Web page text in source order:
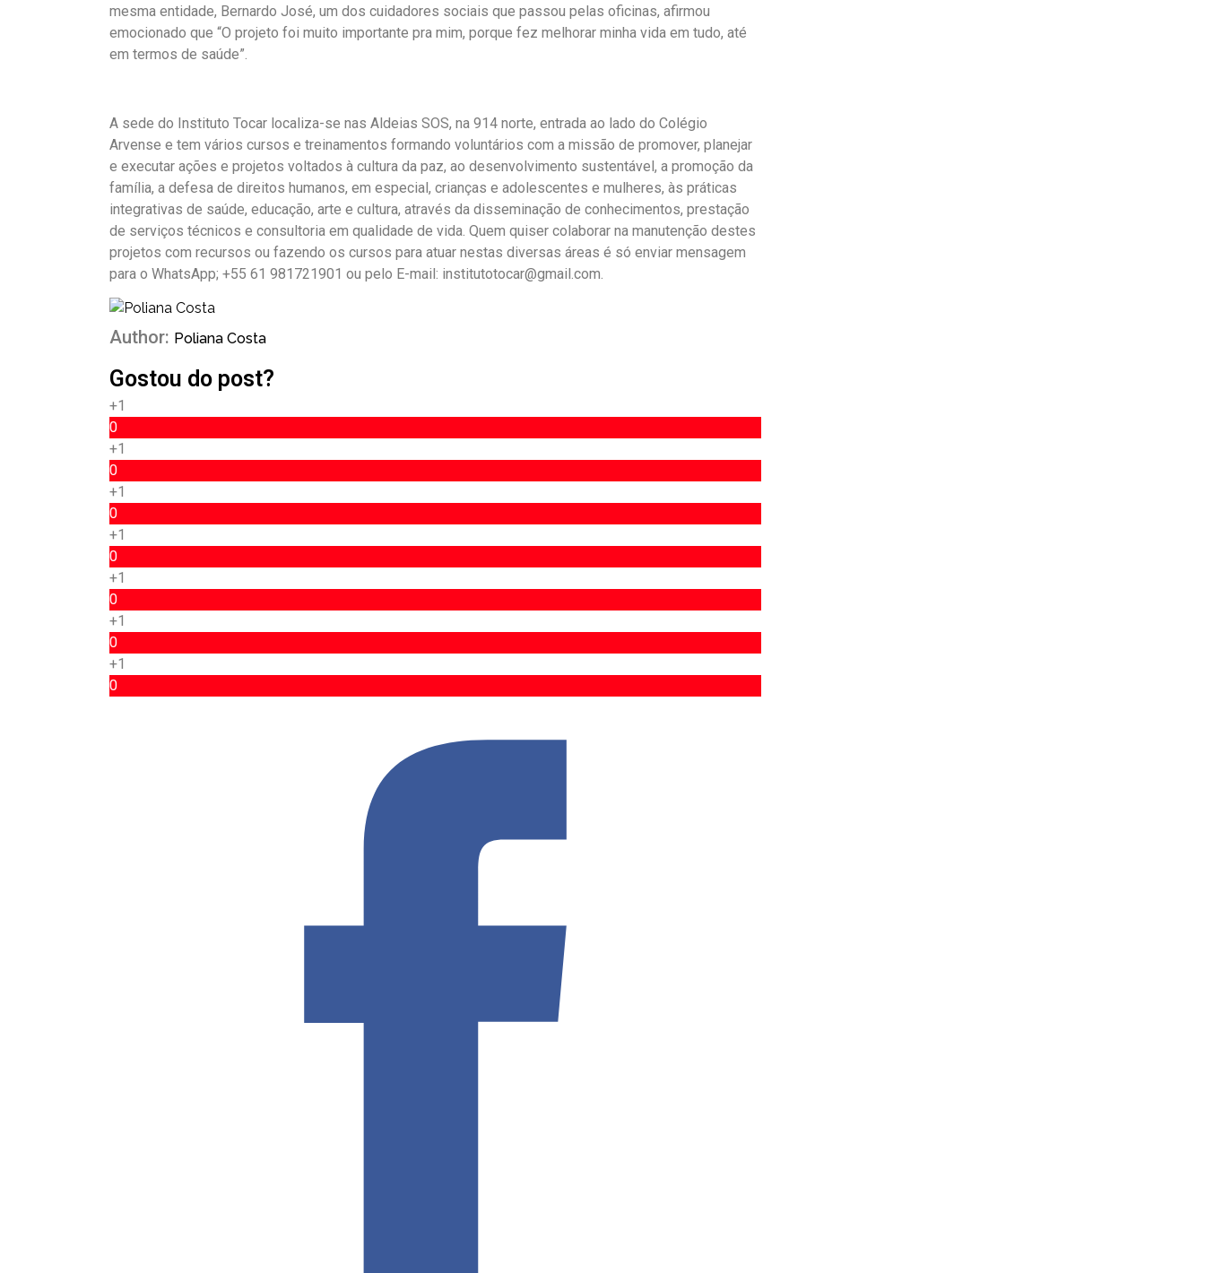
mesma entidade, Bernardo José, um dos cuidadores sociais que passou pelas oficinas, afirmou
emocionado que “O projeto foi muito importante pra mim, porque fez melhorar minha vida em tudo, até
em termos de saúde”.
A sede do Instituto Tocar localiza-se nas Aldeias SOS, na 914 norte, entrada ao lado do Colégio
Arvense e tem vários cursos e treinamentos formando voluntários com a missão de promover, planejar
e executar ações e projetos voltados à cultura da paz, ao desenvolvimento sustentável, a promoção da
família, a defesa de direitos humanos, em especial, crianças e adolescentes e mulheres, às práticas
integrativas de saúde, educação, arte e cultura, através da disseminação de conhecimentos, prestação
de serviços técnicos e consultoria em qualidade de vida. Quem quiser colaborar na manutenção destes
projetos com recursos ou fazendo os cursos para atuar nestas diversas áreas é só enviar mensagem
para o WhatsApp; +55 61 981721901 ou pelo E-mail: institutotocar@gmail.com.
Author: Poliana Costa
Gostou do post?
+1
0
+1
0
+1
0
+1
0
+1
0
+1
0
+1
0